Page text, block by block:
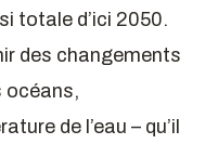
totale d’ici 2050.
des changements
océans,
de l’eau – qu’il